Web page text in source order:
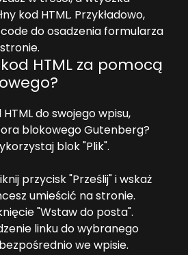
kod HTML. Przykładowo,
do osadzenia formularza
HTML za pomocą
do swojego wpisu,
blokowego Gutenberg?
blok "Plik".
przycisk "Prześlij" i wskaż
umieścić na stronie.
"Wstaw do posta".
linku do wybranego
we wpisie.